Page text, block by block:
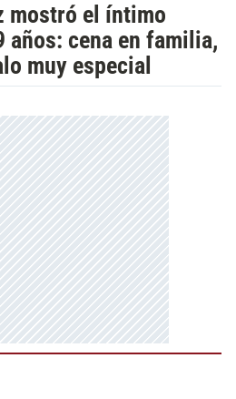
mostró el íntimo
años: cena en familia,
muy especial